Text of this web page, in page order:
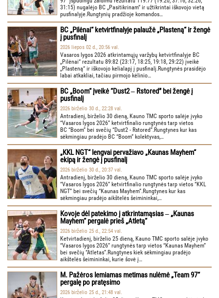
31:15) nugalėjo BC „Pasitikrinam“ ir užtikrintai iškovojo vietą
pusfinalyje.Rungtynių pradžioje komandos…
BC „Pilėnai“ ketvirtfinalyje palaužė „Plasteną“ ir žengė
į pusfinalį
2026 liepos 02 d., 20:56 val.
Vasaros lygos 2026 atkrintamųjų varžybų ketvirtfinalyje BC
„Pilėnai“ rezultatu 89:82 (23:17, 18:25, 19:18, 29:22) įveikė
„Plasteną“ ir iškovojo kelialapį į pusfinalį.Rungtynės prasidėjo
labai atkakliai, tačiau pirmojo kėlinio…
BC „Boom“ įveikė “Dust2 ‒ Rstored” bei žengė į
pusfinalį
2026 birželio 30 d., 22:28 val.
Antradienį, birželio 30 dieną, Kauno TMC sporto salėje įvyko
“Vasaros lygos 2026” ketvirtfinalio rungtynės tarp vietos
BC “Boom” bei svečių “Dust2 - Rstored”.Rungtynes kur kas
sėkmingiau pradėjo BC “Boom” kolektyvas,…
„KKL NGT“ lengvai pervažiavo „Kaunas Mayhem“
ekipą ir žengė į pusfinalį
2026 birželio 30 d., 20:37 val.
Antradienį, birželio 30 dieną, Kauno TMC sporto salėje įvyko
“Vasaros lygos 2026” ketvirtfinalio rungtynės tarp vietos “KKL
NGT” bei svečių “Kaunas Mayhem”.Rungtynes kur kas
sėkmingiau pradėjo aikštelės šeimininkai,…
Kovoje dėl patekimo į atkrintamąsias ‒ „Kaunas
Mayhem“ pergalė prieš „Atletą“
2026 birželio 25 d., 22:54 val.
Ketvirtadienį, birželio 25 dieną, Kauno TMC sporto salėje įvyko
“Vasaros lygos 2026” rungtynės tarp vietos “Kaunas Mayhem”
bei svečių “Atletas”.Rungtynes kiek sėkmingiau pradėjo
aikštelės šeimininkai, kurie šovė į…
M. Pažėros lemiamas metimas nulėmė „Team 97“
pergalę po pratęsimo
2026 birželio 25 d., 21:48 val.